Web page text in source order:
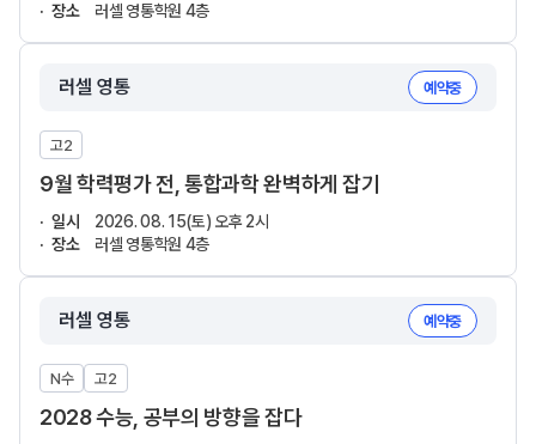
장소
러셀 영통학원 4층
러셀 영통 예약중
고2
9월 학력평가 전, 통합과학 완벽하게 잡기
일시
2026. 08. 15(토) 오후 2시
장소
러셀 영통학원 4층
러셀 영통 예약중
N수 고2
2028 수능, 공부의 방향을 잡다